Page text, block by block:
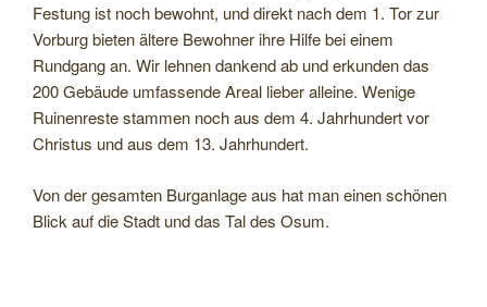
Festung ist noch bewohnt, und direkt nach dem 1. Tor zur
Vorburg bieten ältere Bewohner ihre Hilfe bei einem
Rundgang an. Wir lehnen dankend ab und erkunden das
200 Gebäude umfassende Areal lieber alleine. Wenige
Ruinenreste stammen noch aus dem 4. Jahrhundert vor
Christus und aus dem 13. Jahrhundert.
Von der gesamten Burganlage aus hat man einen schönen
Blick auf die Stadt und das Tal des Osum.